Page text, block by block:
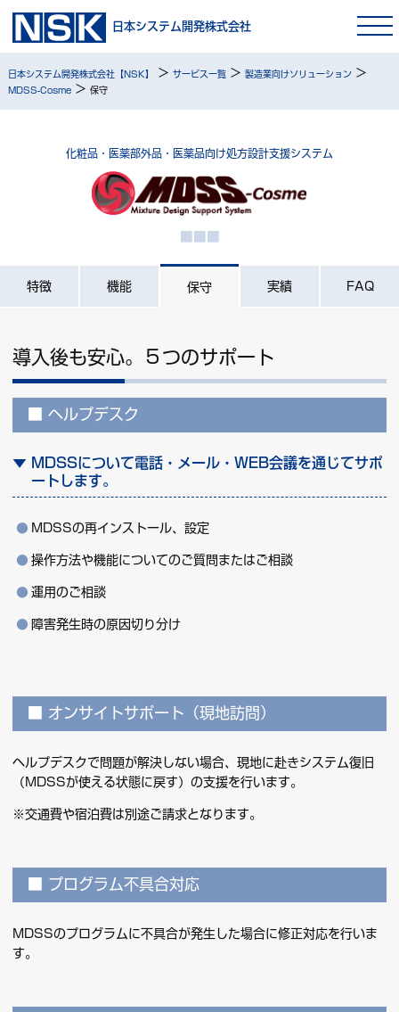
日本システム開発株式会社
日本システム開発株式会社【NSK】 > サービス一覧> 製造業向けソリューション>
MDSS-Cosme> 保守
化粧品・医薬部外品・医薬品向け処方設計支援システム
特徴 機能 保守 実績 FAQ
導入後も安心。５つのサポート
ヘルプデスク
MDSSについて電話・メール・WEB会議を通じてサポ
ートします。
MDSSの再インストール、設定
操作方法や機能についてのご質問またはご相談
運用のご相談
障害発生時の原因切り分け
オンサイトサポート（現地訪問）
ヘルプデスクで問題が解決しない場合、現地に赴きシステム復旧
（MDSSが使える状態に戻す）の支援を行います。
※交通費や宿泊費は別途ご請求となります。
プログラム不具合対応
MDSSのプログラムに不具合が発生した場合に修正対応を行いま
す。